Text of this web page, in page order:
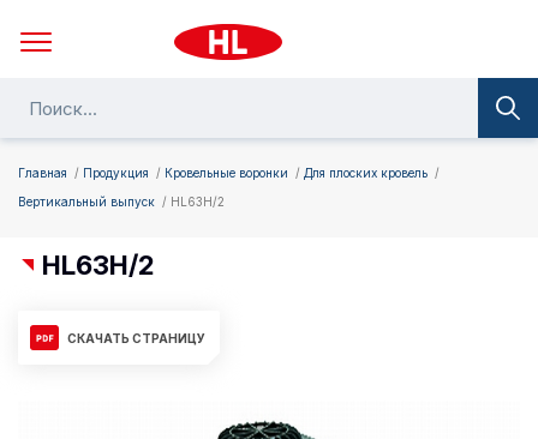
Главная Продукция Кровельные воронки
Для плоских кровель
Вертикальный выпуск
HL63H/2
HL63H/2
СКАЧАТЬ СТРАНИЦУ